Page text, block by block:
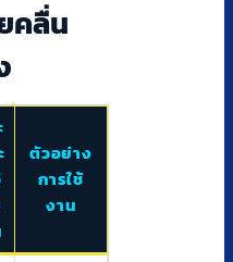
คลื่น
ตัวอย่าง
การใช้
งาน